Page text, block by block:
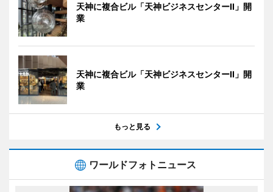
天神に複合ビル「天神ビジネスセンターII」開
業
天神に複合ビル「天神ビジネスセンターII」開
業
もっと見る
ワールドフォトニュース